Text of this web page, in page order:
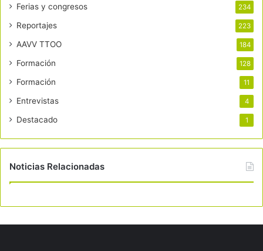
Ferias y congresos 234
Reportajes 223
AAVV TTOO 184
Formación 128
Formación 11
Entrevistas 4
Destacado 1
Noticias Relacionadas